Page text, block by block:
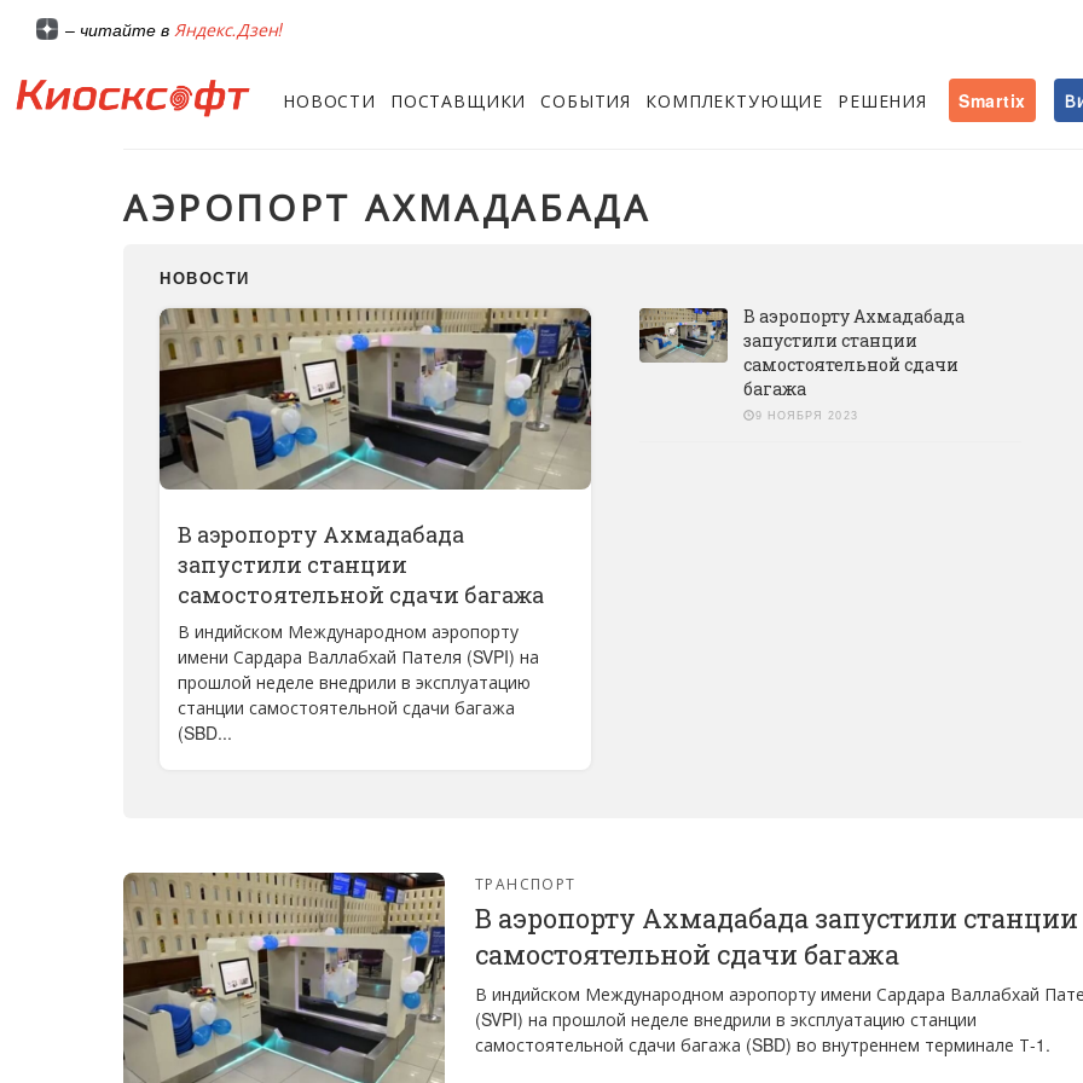
– читайте в Яндекс.Дзен!
НОВОСТИ ПОСТАВЩИКИ СОБЫТИЯ КОМПЛЕКТУЮЩИЕ РЕШЕНИЯ Smartix
АЭРОПОРТ АХМАДАБАДА
НОВОСТИ
В аэропорту Ахмадабада
запустили станции
самостоятельной сдачи багажа
В индийском Международном аэропорту
имени Сардара Валлабхай Пателя (SVPI) на
прошлой неделе внедрили в эксплуатацию
станции самостоятельной сдачи багажа
(SBD...
В аэропорту Ахмадабада
запустили станции
самостоятельной сдачи
багажа
9 НОЯБРЯ 2023
ТРАНСПОРТ
В аэропорту Ахмадабада запустили станции
самостоятельной сдачи багажа
В индийском Международном аэропорту имени Сардара Валлабхай
(SVPI) на прошлой неделе внедрили в эксплуатацию станции
самостоятельной сдачи багажа (SBD) во внутреннем терминале Т-1.